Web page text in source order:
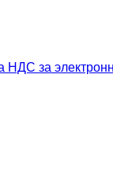
НДС за